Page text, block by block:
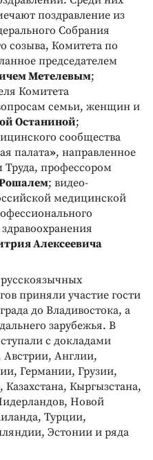
поздравление из
Собрания
созыва, Комитета по
председателем
Метелевым;
Комитета
семьи, женщин и
Останиной;
сообщества
палата», направленное
Труда, профессором
; видео-
медицинской
Алексеевича
приняли участие гости
до Владивостока, а
зарубежья. В
с докладами
Австрии, Англии,
Германии, Грузии,
Кыргызстана,
Новой
Турции,
Эстонии и ряда